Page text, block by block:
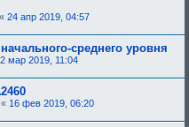
« 24 апр 2019, 04:57
среднего уровня
мар 2019, 11:04
« 16 фев 2019, 06:20